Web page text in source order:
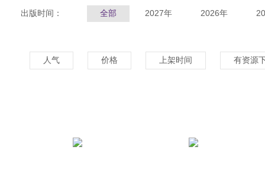
出版时间： 全部 2027年 2026年
人气 价格 上架时间 有资源